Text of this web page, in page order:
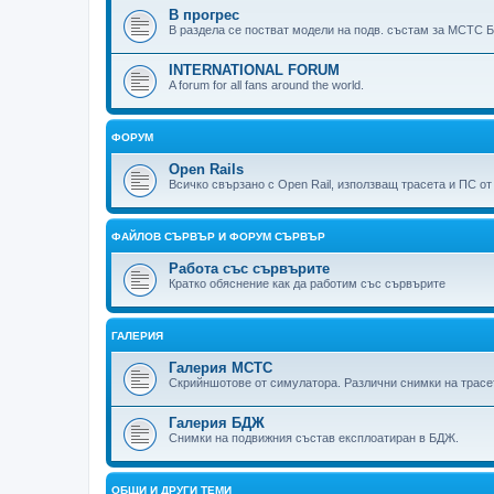
В прогрес
В раздела се постват модели на подв. състам за МСТС
INTERNATIONAL FORUM
A forum for all fans around the world.
ФОРУМ
Open Rails
Всичко свързано с Open Rail, използващ трасета и ПС
ФАЙЛОВ СЪРВЪР И ФОРУМ СЪРВЪР
Работа със сървърите
Кратко обяснение как да работим със сървърите
ГАЛЕРИЯ
Галерия МСТС
Скрийншотове от симулатора. Различни снимки на
Галерия БДЖ
Снимки на подвижния състав експлоатиран в БДЖ.
ОБЩИ И ДРУГИ ТЕМИ